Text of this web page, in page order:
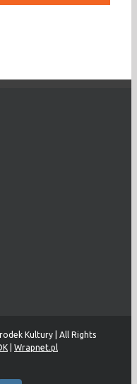
Kultury | All Rights
Wrapnet.pl